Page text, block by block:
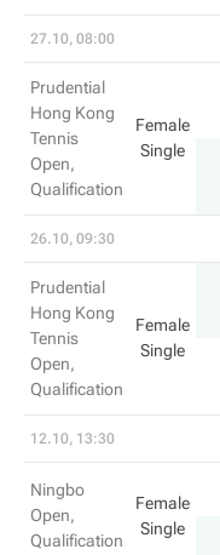
27.10, 08:00
Prudential
Hong Kong
Tennis
Open,
Qualification
Female
Single
26.10, 09:30
Prudential
Hong Kong
Tennis
Open,
Qualification
Female
Single
12.10, 13:30
Ningbo
Open,
Qualification
Female
Single